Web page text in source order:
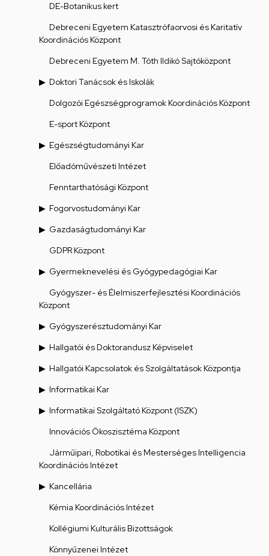
DE-Botanikus kert
Debreceni Egyetem Katasztrófaorvosi és Karitatív
Koordinációs Központ
Debreceni Egyetem M. Tóth Ildikó Sajtóközpont
Doktori Tanácsok és Iskolák
Dolgozói Egészségprogramok Koordinációs Központ
E-sport Központ
Egészségtudományi Kar
Előadóművészeti Intézet
Fenntarthatósági Központ
Fogorvostudományi Kar
Gazdaságtudományi Kar
GDPR Központ
Gyermeknevelési és Gyógypedagógiai Kar
Gyógyszer- és Élelmiszerfejlesztési Koordinációs
Központ
Gyógyszerésztudományi Kar
Hallgatói és Doktorandusz Képviselet
Hallgatói Kapcsolatok és Szolgáltatások Központja
Informatikai Kar
Informatikai Szolgáltató Központ (ISZK)
Innovációs Ökoszisztéma Központ
Járműipari, Robotikai és Mesterséges Intelligencia
Koordinációs Intézet
Kancellária
Kémia Koordinációs Intézet
Kollégiumi Kulturális Bizottságok
Könnyűzenei Intézet